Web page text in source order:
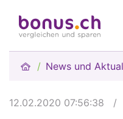
News und
12.02.2020 07:56:38 /